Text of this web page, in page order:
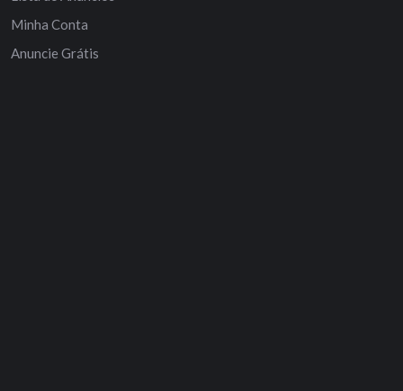
Minha Conta
Anuncie Grátis